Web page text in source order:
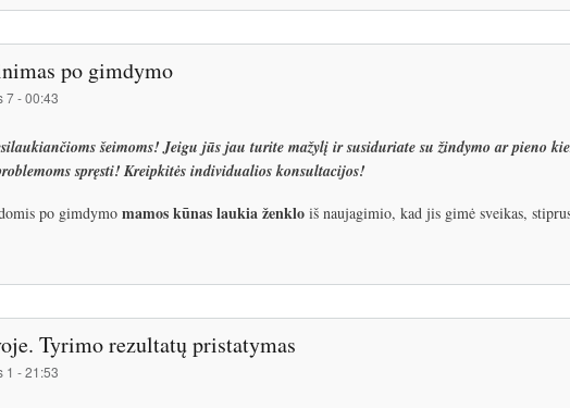
po gimdymo
7 - 00:43
šeimoms! Jeigu jūs jau turite mažylį ir susiduriate su žindymo ar pieno
spręsti! Kreipkitės individualios konsultacijos!
po gimdymo mamos kūnas laukia ženkloiš naujagimio, kad jis gimė sveikas,
Tyrimo rezultatų pristatymas
1 - 21:53